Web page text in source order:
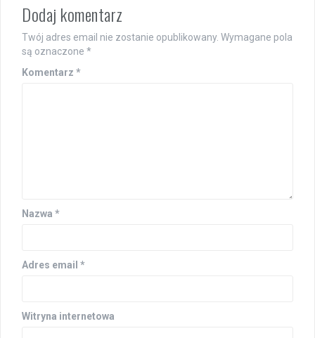
Dodaj komentarz
Twój adres email nie zostanie opublikowany. Wymagane pola
są oznaczone *
Komentarz *
Nazwa *
Adres email *
Witryna internetowa